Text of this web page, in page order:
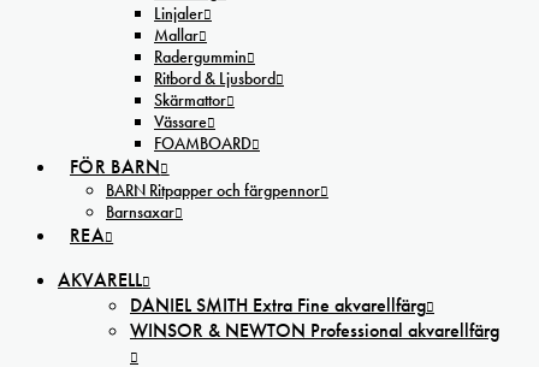
Linjaler
Mallar
Radergummin
Ritbord & Ljusbord
Skärmattor
Vässare
FOAMBOARD
FÖR BARN
BARN Ritpapper och färgpennor
Barnsaxar
REA
AKVARELL
DANIEL SMITH Extra Fine akvarellfärg
WINSOR & NEWTON Professional akvarellfärg